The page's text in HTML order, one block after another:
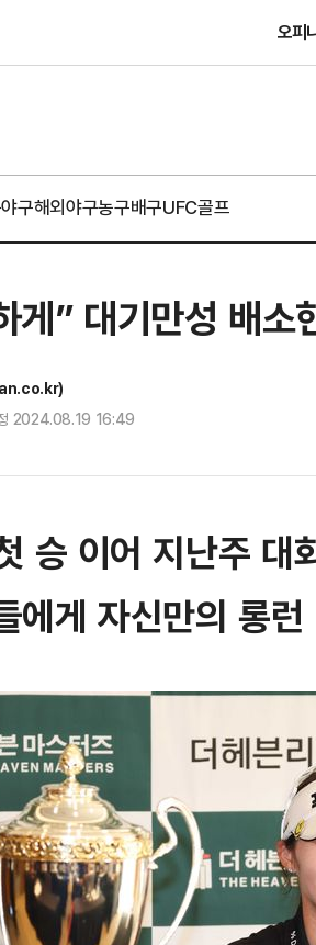
오피
야구해외야구농구배구UFC골프
게” 대기만성 배소
2024.08.19 16:49
승 이어 지난주 대
에게 자신만의 롱